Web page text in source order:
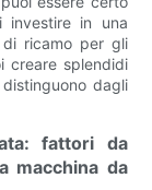
investire in una
ricamo per gli
creare splendidi
dagli
fattori da
macchina da